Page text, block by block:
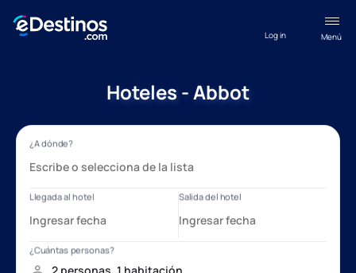
Menú
Log in
Hoteles - Abbot